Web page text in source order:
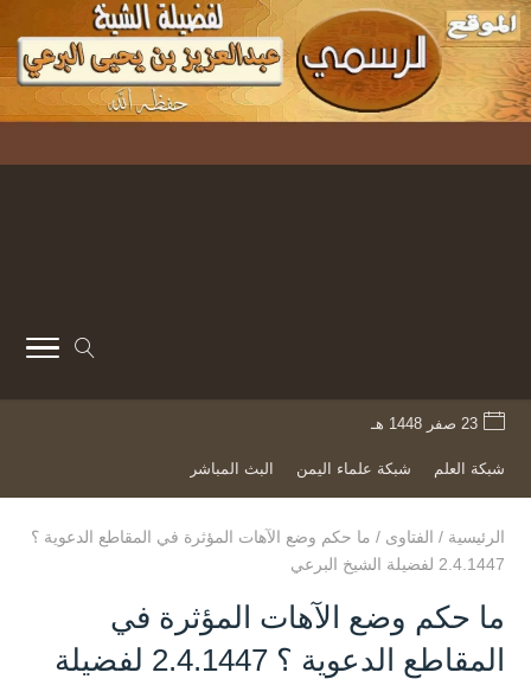
23 صفر 1448 هـ
شبكة العلم شبكة علماء اليمن البث المباشر
الرئيسية / الفتاوى / ما حكم وضع الآهات المؤثرة في المقاطع الدعوية ؟
2.4.1447 لفضيلة الشيخ البرعي
ما حكم وضع الآهات المؤثرة في
المقاطع الدعوية ؟ 2.4.1447 لفضيلة